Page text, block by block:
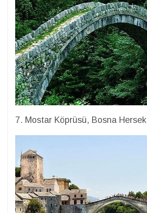
7. Mostar Köprüsü, Bosna Hersek